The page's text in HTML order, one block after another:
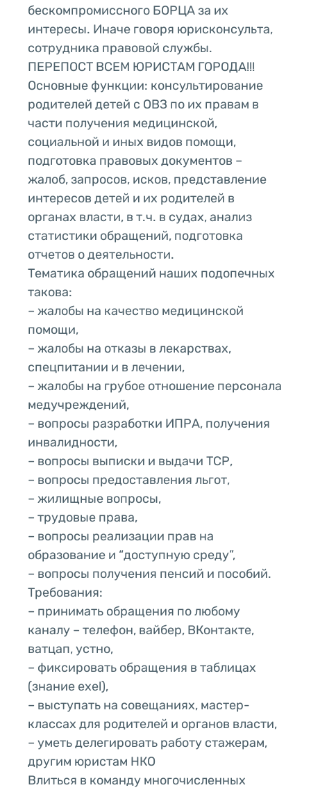
бескомпромиссного БОРЦА за их
интересы. Иначе говоря юрисконсульта,
сотрудника правовой службы.
ПЕРЕПОСТ ВСЕМ ЮРИСТАМ ГОРОДА!!!
Основные функции: консультирование
родителей детей с ОВЗ по их правам в
части получения медицинской,
социальной и иных видов помощи,
подготовка правовых документов –
жалоб, запросов, исков, представление
интересов детей и их родителей в
органах власти, в т.ч. в судах, анализ
статистики обращений, подготовка
отчетов о деятельности.
Тематика обращений наших подопечных
такова:
– жалобы на качество медицинской
помощи,
– жалобы на отказы в лекарствах,
спецпитании и в лечении,
– жалобы на грубое отношение персонала
медучреждений,
– вопросы разработки ИПРА, получения
инвалидности,
– вопросы выписки и выдачи ТСР,
– вопросы предоставления льгот,
– жилищные вопросы,
– трудовые права,
– вопросы реализации прав на
образование и “доступную среду”,
– вопросы получения пенсий и пособий.
Требования:
– принимать обращения по любому
каналу – телефон, вайбер, ВКонтакте,
ватцап, устно,
– фиксировать обращения в таблицах
(знание exel),
– выступать на совещаниях, мастер-
классах для родителей и органов власти,
– уметь делегировать работу стажерам,
другим юристам НКО
Влиться в команду многочисленных